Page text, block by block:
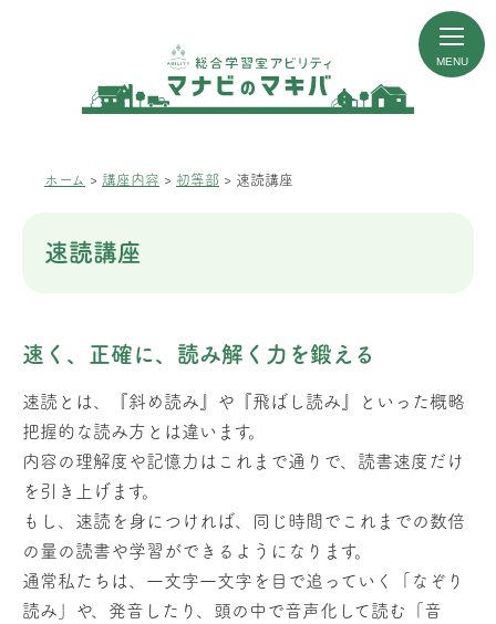
ホーム > 講座内容 > 初等部 > 速読講座
速読講座
速く、正確に、読み解く力を鍛える
速読とは、『斜め読み』や『飛ばし読み』といった概略
把握的な読み方とは違います。
内容の理解度や記憶力はこれまで通りで、読書速度だけ
を引き上げます。
もし、速読を身につければ、同じ時間でこれまでの数倍
の量の読書や学習ができるようになります。
通常私たちは、一文字一文字を目で追っていく「なぞり
読み」や、発音したり、頭の中で音声化して読む「音